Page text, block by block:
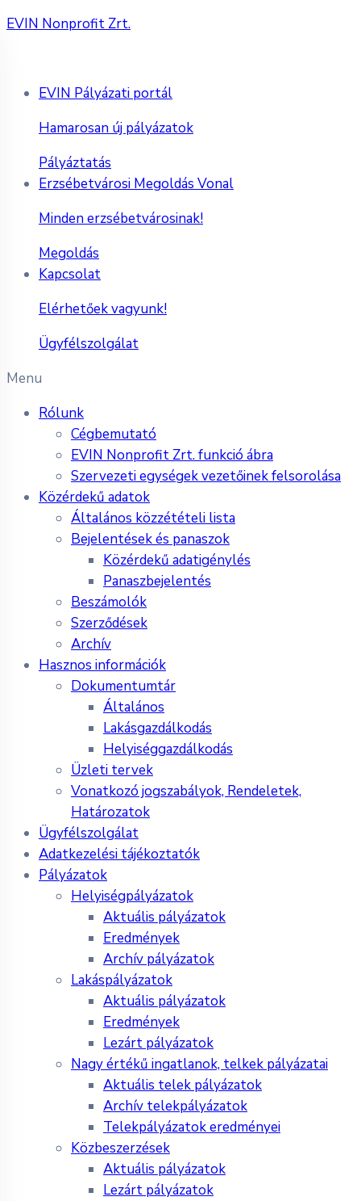
EVIN Nonprofit Zrt.
EVIN Pályázati portál
Hamarosan új pályázatok
Pályáztatás
Erzsébetvárosi Megoldás Vonal
Minden erzsébetvárosinak!
Megoldás
Kapcsolat
Elérhetőek vagyunk!
Ügyfélszolgálat
Menu
Rólunk
Cégbemutató
EVIN Nonprofit Zrt. funkció ábra
Szervezeti egységek vezetőinek felsorolása
Közérdekű adatok
Általános közzétételi lista
Bejelentések és panaszok
Közérdekű adatigénylés
Panaszbejelentés
Beszámolók
Szerződések
Archív
Hasznos információk
Dokumentumtár
Általános
Lakásgazdálkodás
Helyiséggazdálkodás
Üzleti tervek
Vonatkozó jogszabályok, Rendeletek,
Határozatok
Ügyfélszolgálat
Adatkezelési tájékoztatók
Pályázatok
Helyiségpályázatok
Aktuális pályázatok
Eredmények
Archív pályázatok
Lakáspályázatok
Aktuális pályázatok
Eredmények
Lezárt pályázatok
Nagy értékű ingatlanok, telkek pályázatai
Aktuális telek pályázatok
Archív telekpályázatok
Telekpályázatok eredményei
Közbeszerzések
Aktuális pályázatok
Lezárt pályázatok